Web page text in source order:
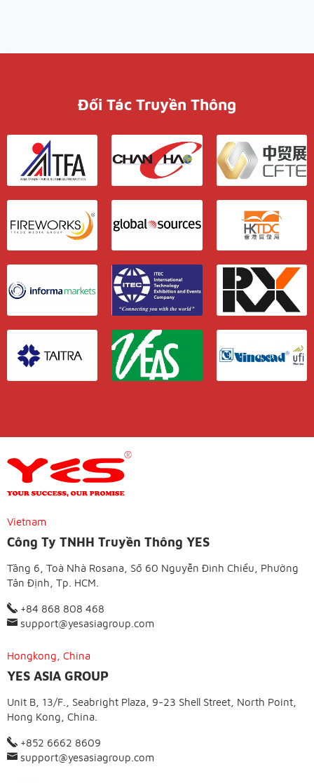
Đối Tác Truyền Thông
Vietnam
Công Ty TNHH Truyền Thông YES
Tầng 6, Toà Nhà Rosana, Số 60 Nguyễn Đình Chiểu, Phường
Tân Định, Tp. HCM.
+84 868 808 468
support@yesasiagroup.com
Hongkong, China
YES ASIA GROUP
Unit B, 13/F., Seabright Plaza, 9-23 Shell Street, North Point,
Hong Kong, China.
+852 6662 8609
support@yesasiagroup.com